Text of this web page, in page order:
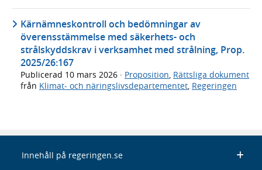
Kärnämneskontroll och bedömningar av
överensstämmelse med säkerhets- och
strålskyddskrav i verksamhet med strålning, Prop.
2025/26:167
Publicerad 10 mars 2026 · Proposition, Rättsliga dokument
från Klimat- och näringslivsdepartementet, Regeringen
Innehåll på regeringen.se